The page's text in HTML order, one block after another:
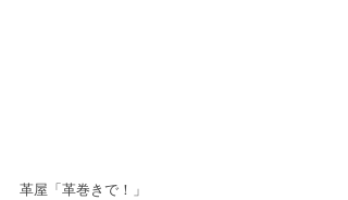
革屋「革巻きで！」